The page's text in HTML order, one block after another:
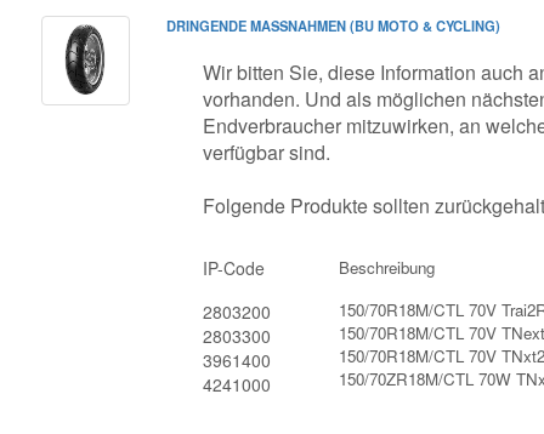
DRINGENDE MASSNAHMEN (BU MOTO & CYCLING)
Wir bitten Sie, diese Information auch
vorhanden. Und als möglichen
Endverbraucher mitzuwirken, an
verfügbar sind.
Folgende Produkte sollten
IP-Code
2803200
2803300
3961400
4241000
Beschreibung
150/70R18M/CTL 70V
150/70R18M/CTL 70V
150/70R18M/CTL 70V
150/70ZR18M/CTL 70W